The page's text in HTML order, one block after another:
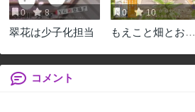
0 8
翠花は少子化担当
0 10
もえこと畑とお寺
コメント